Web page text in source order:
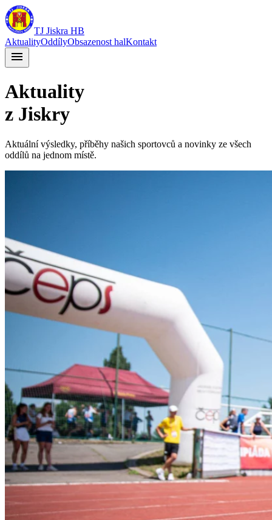
TJ Jiskra HB
AktualityOddílyObsazenost halKontakt
menu
Aktuality
z Jiskry
Aktuální výsledky, příběhy našich sportovců a novinky ze všech
oddílů na jednom místě.